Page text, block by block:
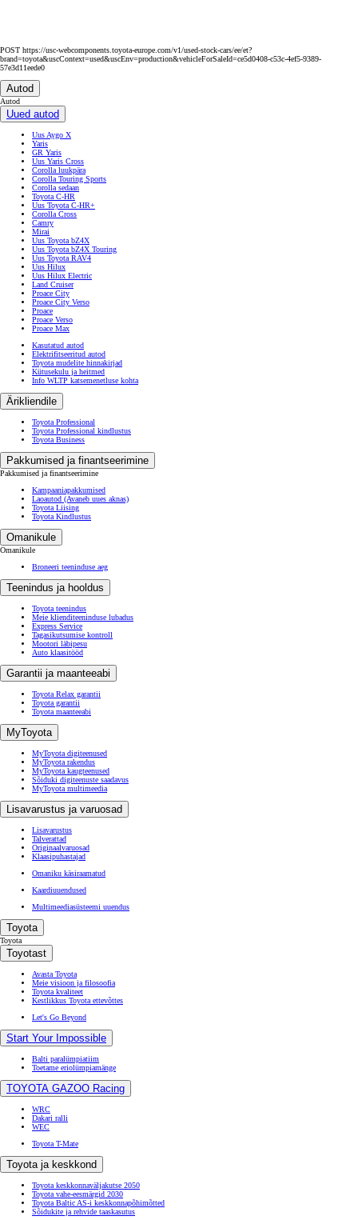
POST https://usc-webcomponents.toyota-europe.com/v1/used-stock-cars/ee/et?
brand=toyota&uscContext=used&uscEnv=production&vehicleForSaleId=ce5d0408-c53c-4ef5-9389-
57e3d11eede0
Autod
Autod
Uued autod
Uus Aygo X
Yaris
GR Yaris
Uus Yaris Cross
Corolla luukpära
Corolla Touring Sports
Corolla sedaan
Toyota C-HR
Uus Toyota C-HR+
Corolla Cross
Camry
Mirai
Uus Toyota bZ4X
Uus Toyota bZ4X Touring
Uus Toyota RAV4
Uus Hilux
Uus Hilux Electric
Land Cruiser
Proace City
Proace City Verso
Proace
Proace Verso
Proace Max
Kasutatud autod
Elektrifitseeritud autod
Toyota mudelite hinnakirjad
Kütusekulu ja heitmed
Info WLTP katsemenetluse kohta
Ärikliendile
Toyota Professional
Toyota Professional kindlustus
Toyota Business
Pakkumised ja finantseerimine
Pakkumised ja finantseerimine
Kampaaniapakkumised
Laoautod (Avaneb uues aknas)
Toyota Liising
Toyota Kindlustus
Omanikule
Omanikule
Broneeri teeninduse aeg
Teenindus ja hooldus
Toyota teenindus
Meie klienditeeninduse lubadus
Express Service
Tagasikutsumise kontroll
Mootori läbipesu
Auto klaasitööd
Garantii ja maanteeabi
Toyota Relax garantii
Toyota garantii
Toyota maanteeabi
MyToyota
MyToyota digiteenused
MyToyota rakendus
MyToyota kaugteenused
Sõiduki digiteenuste saadavus
MyToyota multimeedia
Lisavarustus ja varuosad
Lisavarustus
Talverattad
Originaalvaruosad
Klaasipuhastajad
Omaniku käsiraamatud
Kaardiuuendused
Multimeediasüsteemi uuendus
Toyota
Toyota
Toyotast
Avasta Toyota
Meie visioon ja filosoofia
Toyota kvaliteet
Kestlikkus Toyota ettevõttes
Let's Go Beyond
Start Your Impossible
Balti paralümpiatiim
Toetame eriolümpiamänge
TOYOTA GAZOO Racing
WRC
Dakari ralli
WEC
Toyota T-Mate
Toyota ja keskkond
Toyota keskkonnaväljakutse 2050
Toyota vahe-eesmärgid 2030
Toyota Baltic AS-i keskkonnapõhimõtted
Sõidukite ja rehvide taaskasutus